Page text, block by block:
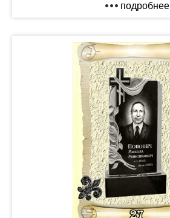
подробнее